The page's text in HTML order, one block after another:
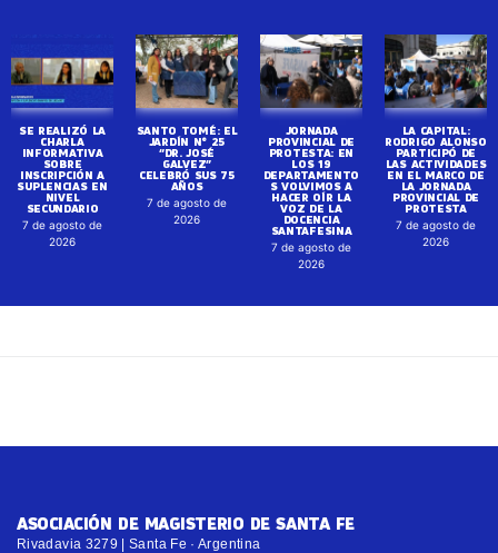
SE REALIZÓ LA
CHARLA
INFORMATIVA
SOBRE
INSCRIPCIÓN A
SUPLENCIAS EN
NIVEL
SECUNDARIO
7 de agosto de
2026
SANTO TOMÉ: EL
JARDÍN N° 25
“DR. JOSÉ
GALVEZ”
CELEBRÓ SUS 75
AÑOS
7 de agosto de
2026
JORNADA
PROVINCIAL DE
PROTESTA: EN
LOS 19
DEPARTAMENTO
S VOLVIMOS A
HACER OÍR LA
VOZ DE LA
DOCENCIA
SANTAFESINA
7 de agosto de
2026
LA CAPITAL:
RODRIGO ALONSO
PARTICIPÓ DE
LAS ACTIVIDADES
EN EL MARCO DE
LA JORNADA
PROVINCIAL DE
PROTESTA
7 de agosto de
2026
ASOCIACIÓN DE MAGISTERIO DE SANTA FE
Rivadavia 3279 | Santa Fe · Argentina